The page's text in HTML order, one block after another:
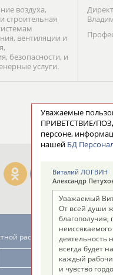
воздуха,
строительная
вентиляции и
безопасности, и
услуги.
рассылке: 996
Уважаемые
ПРИВЕТСТВИЕ/
персоне,
нашей БД
Виталий ЛОГВИН
Александр
Уважаемый
От всей души
благополучия,
деятельность
всегда будет
каждый
и чувство